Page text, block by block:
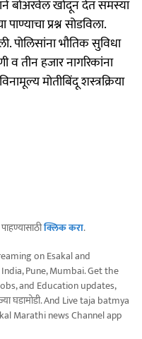
बोअरवेल खोदून देत समस्या
प्रश्न सोडविला.
भौतिक सुविधा
व तीन हजार नागरिकांना
मोतीबिंदू शस्त्रक्रिया
क्लिक करा.
on Esakal and
Pune, Mumbai. Get the
and Education updates,
घडामोडी. And Live taja batmya
Marathi news Channel app